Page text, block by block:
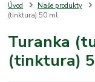
Úvod Naše produkty
(tinktura) 50 ml
Turanka
(tinktura)